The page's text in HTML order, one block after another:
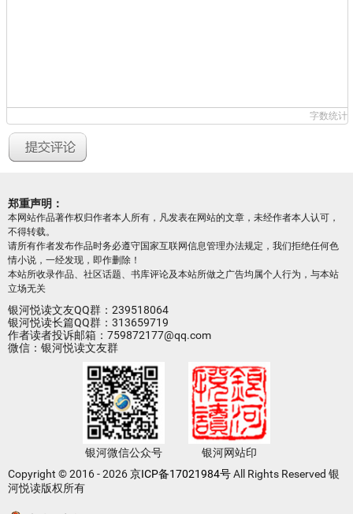
字数统计
郑重声明：
本网站作品著作权归作者本人所有，凡发表在网站的文章，未经作者本人认可，
不得转载。
请所有作者发布作品时务必遵守国家互联网信息管理办法规定，我们拒绝任何色
情小说，一经发现，即作删除！
本站所收录作品、社区话题、书库评论及本站所做之广告均属个人行为，与本站
立场无关
银河悦读文友QQ群：239518064
银河悦读长篇QQ群：313659719
作者读者投诉邮箱：759872177@qq.com
微信：银河悦读文友群
银河微信公众号
银河网站印
Copyright © 2016 - 2026京ICP备17021984号All Rights Reserved 银
河悦读版权所有